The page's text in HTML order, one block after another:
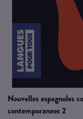
nouvelles espagnoles contemporaines 2/cuentos espagnoles
contemporaneos 2